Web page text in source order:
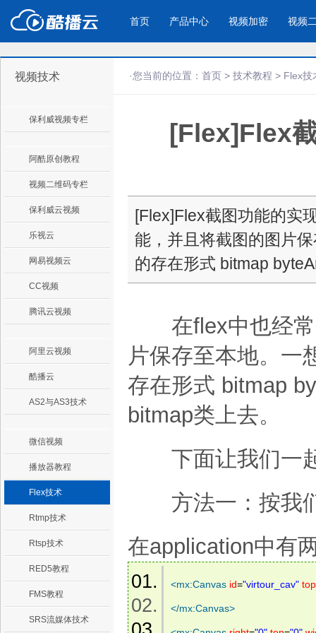
首页 产品中心
产品与新功能
防下载/防盗录/防录屏/防篡改
酷播云 | 企
免费稳定无
视频加密 视频
应用场景
企业宣传 产品宣传
通过视频来展示
个人网站
为个人网站、博客论坛，添加视频
工作汇报
工作场景的工作
年会节目
视频技术
保利威视频专栏
阿酷原创教程
视频二维码专栏
保利威云视频
乐视云
网易视频云
CC视频
腾讯云视频
阿里云视频
酷播云
AS2与AS3技术
微信视频
播放器教程
Flex技术
Rtmp技术
Rtsp技术
RED5教程
FMS教程
SRS流媒体技术
·您当前的位置： 首页 > 技术教程 > Flex技
[Flex]Flex
[Flex]Flex截图功能的实
能，并且将截图的图片
的存在形式 bitmap
在flex中也经常
片保存至本地。一
存在形式 bitmap
bitmap类上去。
下面让我们一起
方法一：按我
在application中有
<mx:Canvas id="virtour_cav" top
</mx:Canvas>